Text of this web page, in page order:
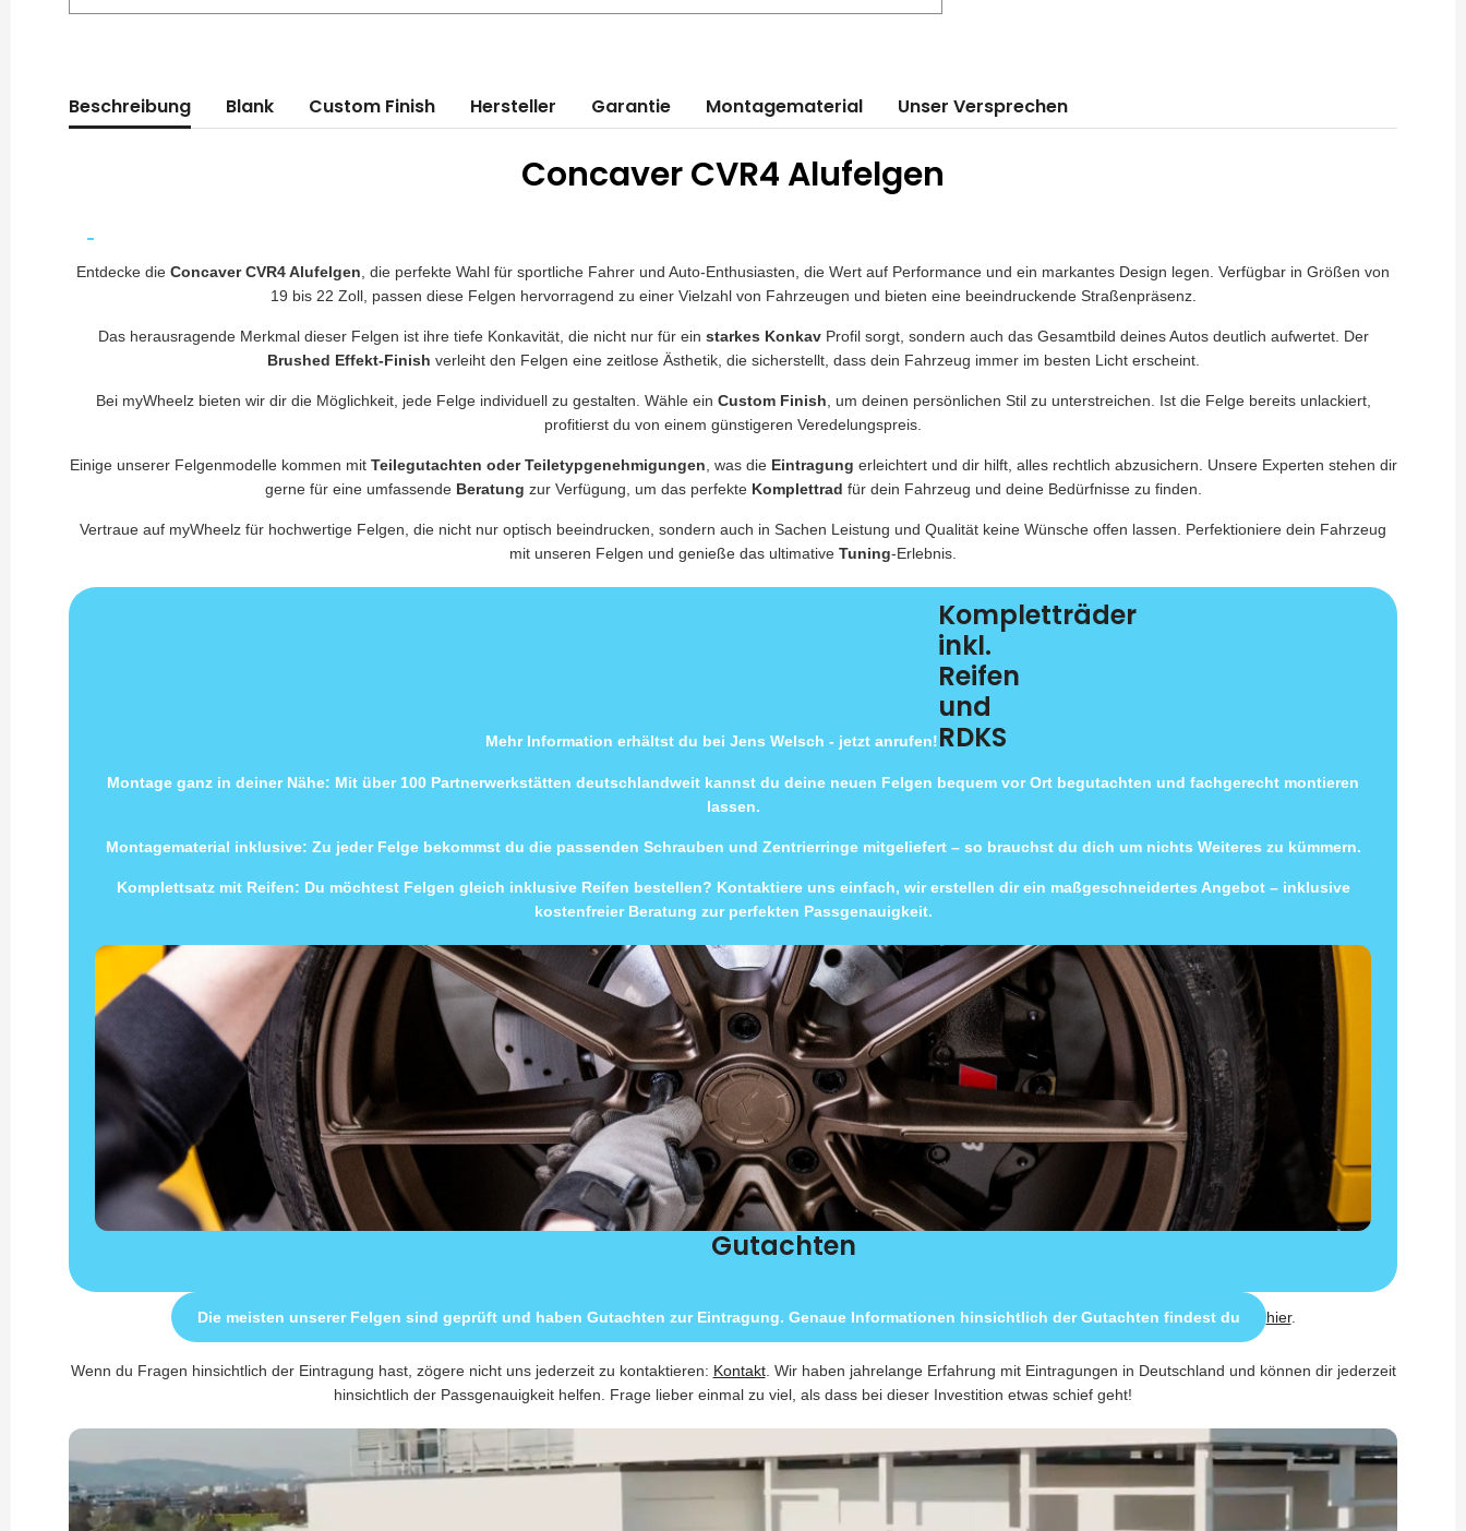
Beschreibung Blank Custom Finish Hersteller Garantie Montagematerial Unser Versprechen
Concaver CVR4 Alufelgen
Entdecke die Concaver CVR4 Alufelgen , die perfekte Wahl für sportliche Fahrer und Auto-Enthusiasten, die Wert auf Performance und ein markantes Design legen. Verfügbar in Größen von
19 bis 22 Zoll, passen diese Felgen hervorragend zu einer Vielzahl von Fahrzeugen und bieten eine beeindruckende Straßenpräsenz.
Das herausragende Merkmal dieser Felgen ist ihre tiefe Konkavität, die nicht nur für ein starkes KonkavProfil sorgt, sondern auch das Gesamtbild deines Autos deutlich aufwertet. Der
Brushed Effekt-Finish verleiht den Felgen eine zeitlose Ästhetik, die sicherstellt, dass dein Fahrzeug immer im besten Licht erscheint.
Bei myWheelz bieten wir dir die Möglichkeit, jede Felge individuell zu gestalten. Wähle ein Custom Finish , um deinen persönlichen Stil zu unterstreichen. Ist die Felge bereits unlackiert,
profitierst du von einem günstigeren Veredelungspreis.
Einige unserer Felgenmodelle kommen mit Teilegutachten oder Teiletypgenehmigungen , was die Eintragung erleichtert und dir hilft, alles rechtlich abzusichern. Unsere Experten stehen dir
gerne für eine umfassende Beratung zur Verfügung, um das perfekte Komplettrad für dein Fahrzeug und deine Bedürfnisse zu finden.
Vertraue auf myWheelz für hochwertige Felgen, die nicht nur optisch beeindrucken, sondern auch in Sachen Leistung und Qualität keine Wünsche offen lassen. Perfektioniere dein Fahrzeug
mit unseren Felgen und genieße das ultimative Tuning-Erlebnis.
Mehr Information erhältst du bei Jens Welsch - jetzt anrufen!
Kompletträder
inkl.
Reifen
und
RDKS
Montage ganz in deiner Nähe: Mit über 100 Partnerwerkstätten deutschlandweit kannst du deine neuen Felgen bequem vor Ort begutachten und fachgerecht montieren
lassen.
Montagematerial inklusive: Zu jeder Felge bekommst du die passenden Schrauben und Zentrierringe mitgeliefert – so brauchst du dich um nichts Weiteres zu kümmern.
Komplettsatz mit Reifen: Du möchtest Felgen gleich inklusive Reifen bestellen? Kontaktiere uns einfach, wir erstellen dir ein maßgeschneidertes Angebot – inklusive
kostenfreier Beratung zur perfekten Passgenauigkeit.
Gutachten
Die meisten unserer Felgen sind geprüft und haben Gutachten zur Eintragung. Genaue Informationen hinsichtlich der Gutachten findest du hier.
Wenn du Fragen hinsichtlich der Eintragung hast, zögere nicht uns jederzeit zu kontaktieren: Kontakt. Wir haben jahrelange Erfahrung mit Eintragungen in Deutschland und können dir jederzeit
hinsichtlich der Passgenauigkeit helfen. Frage lieber einmal zu viel, als dass bei dieser Investition etwas schief geht!